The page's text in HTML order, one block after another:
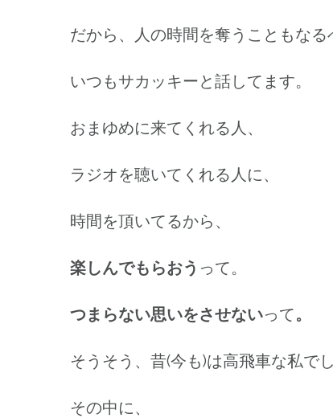
だから、人の時間を奪うこともなる
いつもサカッキーと話してます。
おまゆめに来てくれる人、
ラジオを聴いてくれる人に、
時間を頂いてるから、
楽しんでもらおう って。
つまらない思いをさせないって。
そうそう、昔(今も)は高飛車な私で
その中に、